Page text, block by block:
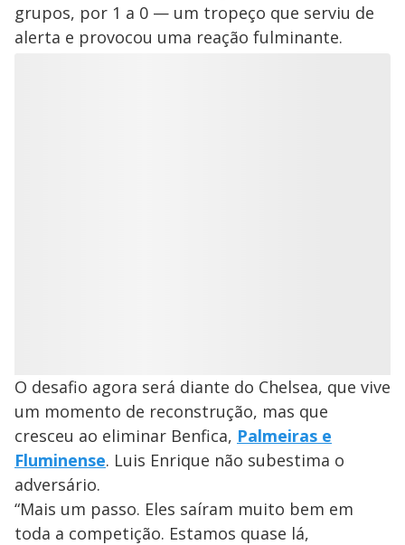
grupos, por 1 a 0 — um tropeço que serviu de
alerta e provocou uma reação fulminante.
O desafio agora será diante do Chelsea, que vive
um momento de reconstrução, mas que
cresceu ao eliminar Benfica, Palmeiras e
Fluminense. Luis Enrique não subestima o
adversário.
“Mais um passo. Eles saíram muito bem em
toda a competição. Estamos quase lá,